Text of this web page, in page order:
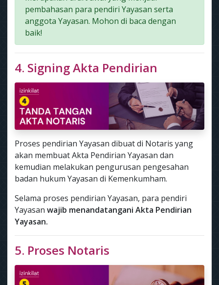
pembahasan para pendiri Yayasan serta
anggota Yayasan. Mohon di baca dengan
baik!
4. Signing Akta Pendirian
Proses pendirian Yayasan dibuat di Notaris yang
akan membuat Akta Pendirian Yayasan dan
kemudian melakukan pengurusan pengesahan
badan hukum Yayasan di Kemenkumham.
Selama proses pendirian Yayasan, para pendiri
Yayasan wajib menandatangani Akta Pendirian
Yayasan.
5. Proses Notaris